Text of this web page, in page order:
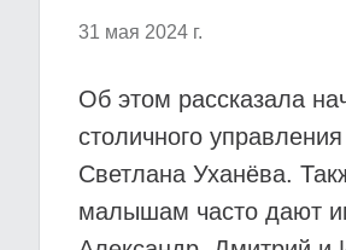
31 мая 2024 г.
Об этом рассказала
столичного
Светлана Уханёва.
малышам часто дают